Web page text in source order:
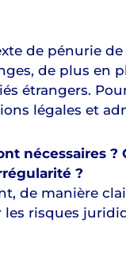
pénurie de
de plus en
étrangers.
légales et
nécessaires ?
?
de manière
risques